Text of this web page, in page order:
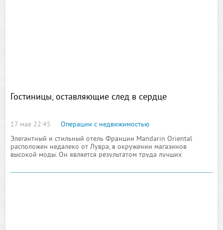
Гостиницы, оставляющие след в сердце
17 мая 22:45
Операции с недвижимостью
Элегантный и стильный отель Франции Mandarin Oriental
расположен недалеко от Лувра, в окружении магазинов
высокой моды. Он является результатом труда лучших
модные тенденции и черты восточного шика